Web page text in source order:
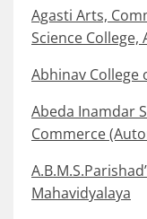
Agasti Arts,
Science College,
Abhinav College
Abeda Inamdar
Commerce
Mahavidyalaya